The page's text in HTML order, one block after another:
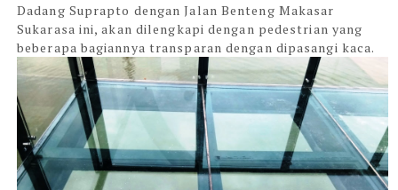
Dadang Suprapto dengan Jalan Benteng Makasar
Sukarasa ini, akan dilengkapi dengan pedestrian yang
beberapa bagiannya transparan dengan dipasangi kaca.